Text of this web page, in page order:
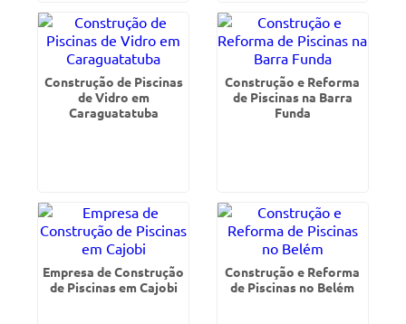
Construção de Piscinas
de Vidro em
Caraguatatuba
Construção e Reforma
de Piscinas na Barra
Funda
Empresa de Construção
de Piscinas em Cajobi
Construção e Reforma
de Piscinas no Belém